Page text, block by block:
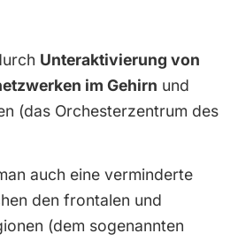
Unteraktivierung von
im Gehirn und
(das Orchesterzentrum des
auch eine verminderte
den frontalen und
(dem sogenannten